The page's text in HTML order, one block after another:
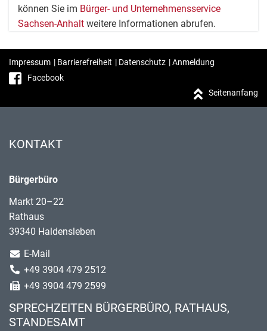
können Sie im Bürger- und Unternehmensservice
Sachsen-Anhalt weitere Informationen abrufen.
Impressum | Barrierefreiheit | Datenschutz |Anmeldung
Facebook
Seitenanfang
KONTAKT
Bürgerbüro
Markt 20–22
Rathaus
39340 Haldensleben
E-Mail
+49 3904 479 2512
+49 3904 479 2599
SPRECHZEITEN BÜRGERBÜRO, RATHAUS,
STANDESAMT